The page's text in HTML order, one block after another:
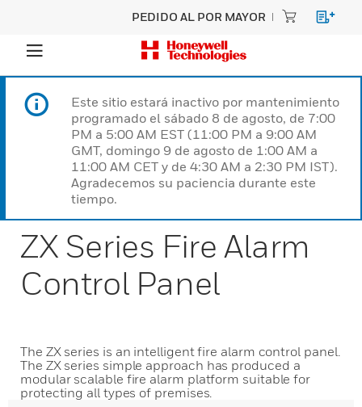
PEDIDO AL POR MAYOR
Este sitio estará inactivo por mantenimiento
programado el sábado 8 de agosto, de 7:00
PM a 5:00 AM EST (11:00 PM a 9:00 AM
GMT, domingo 9 de agosto de 1:00 AM a
11:00 AM CET y de 4:30 AM a 2:30 PM IST).
Agradecemos su paciencia durante este
tiempo.
ZX Series Fire Alarm
Control Panel
The ZX series is an intelligent fire alarm control panel.
The ZX series simple approach has produced a
modular scalable fire alarm platform suitable for
protecting all types of premises.